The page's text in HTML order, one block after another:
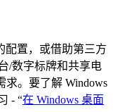
置，或借助第三方
/数字标牌和共享电
。要了解 Windows
- “在 Windows 桌面